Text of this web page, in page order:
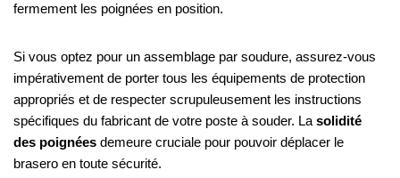
fermement les poignées en position.
Si vous optez pour un assemblage par soudure, assurez-vous
impérativement de porter tous les équipements de protection
appropriés et de respecter scrupuleusement les instructions
spécifiques du fabricant de votre poste à souder. La solidité
des poignées demeure cruciale pour pouvoir déplacer le
brasero en toute sécurité.